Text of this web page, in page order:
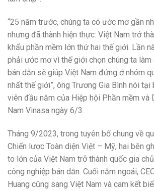
“25 năm trước, chúng ta có ước mơ gần
nhưng đã thành hiện thực: Việt Nam trở
khẩu phần mềm lớn thứ hai thế giới. Lần
phải ước mơ vì thế giới chọn chúng ta làm
bán dẫn sẽ giúp Việt Nam đứng ở nhóm
nhất thế giới”, ông Trương Gia Bình nói
viên đầu năm của Hiệp hội Phần mềm và
Nam Vinasa ngày 6/3.
Tháng 9/2023, trong tuyên bố chung về
Chiến lược Toàn diện Việt – Mỹ, hai bên
to lớn của Việt Nam trở thành quốc gia
công nghiệp bán dẫn. Cuối năm ngoái,
Huang cũng sang Việt Nam và cam kết